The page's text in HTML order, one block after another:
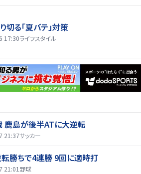
切る「夏バテ」対策
17:30ライフスタイル
鹿島が後半ATに大逆転
21:37サッカー
勝ちで4連勝 9回に適時打
21:01 野球